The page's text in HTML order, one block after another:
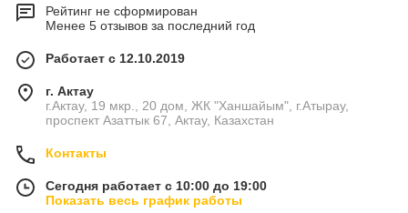
Рейтинг не сформирован
Менее 5 отзывов за последний год
Работает с 12.10.2019
г. Актау
г.Актау, 19 мкр., 20 дом, ЖК "Ханшайым", г.Атырау,
проспект Азаттык 67, Актау, Казахстан
Контакты
Сегодня работает с 10:00 до 19:00
Показать весь график работы